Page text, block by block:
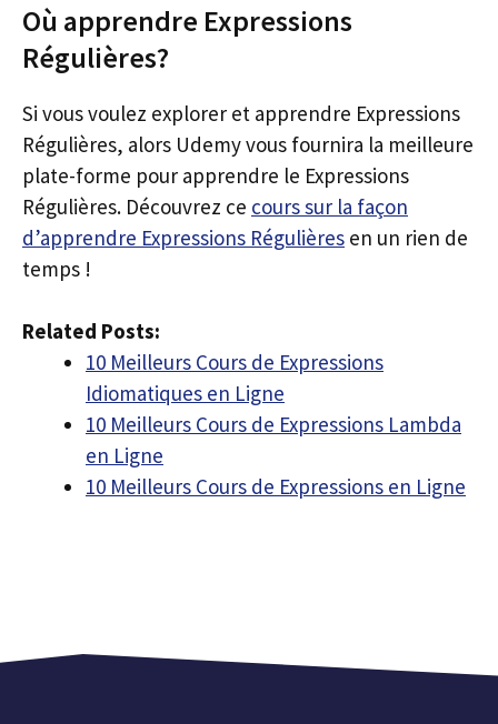
Où apprendre Expressions
Régulières?
Si vous voulez explorer et apprendre Expressions
Régulières, alors Udemy vous fournira la meilleure
plate-forme pour apprendre le Expressions
Régulières. Découvrez ce cours sur la façon
d’apprendre Expressions Régulières en un rien de
temps !
Related Posts:
10 Meilleurs Cours de Expressions
Idiomatiques en Ligne
10 Meilleurs Cours de Expressions Lambda
en Ligne
10 Meilleurs Cours de Expressions en Ligne